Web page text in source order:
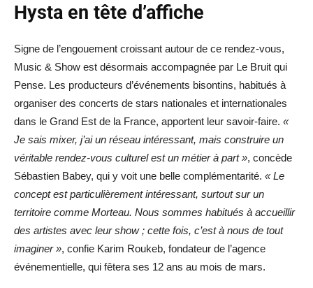
Hysta en tête d’affiche
Signe de l’engouement croissant autour de ce rendez-vous,
Music & Show est désormais accompagnée par Le Bruit qui
Pense. Les producteurs d’événements bisontins, habitués à
organiser des concerts de stars nationales et internationales
dans le Grand Est de la France, apportent leur savoir-faire. «
Je sais mixer, j’ai un réseau intéressant, mais construire un
véritable rendez-vous culturel est un métier à part », concède
Sébastien Babey, qui y voit une belle complémentarité. « Le
concept est particulièrement intéressant, surtout sur un
territoire comme Morteau. Nous sommes habitués à accueillir
des artistes avec leur show ; cette fois, c’est à nous de tout
imaginer », confie Karim Roukeb, fondateur de l’agence
événementielle, qui fêtera ses 12 ans au mois de mars.